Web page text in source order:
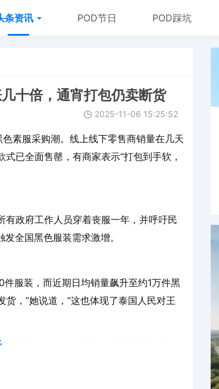
条资讯 POD节日 POD踩坑
十倍，通宵打包仍卖断货
2025-11-06 15:25:52
素服采购潮。线上线下零售商销量在几天
已全面售罄，有商家表示“打包到手软，
政府工作人员穿着丧服一年，并呼吁民
全国黑色服装需求激增。
服装，而近期日均销量飙升至约1万件黑
，”她说道，“这也体现了泰国人民对王
有黑色服装也已售罄。该店经理透露，目